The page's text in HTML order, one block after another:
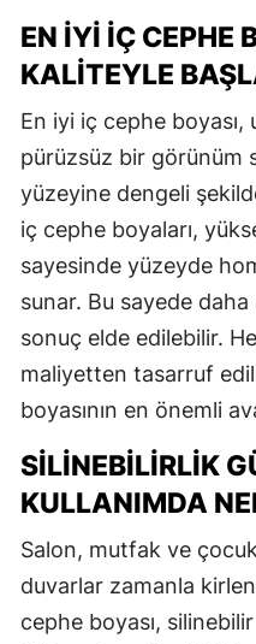
EN İYI İÇ CEPHE
KALITEYLE
En iyi iç cephe boyası,
pürüzsüz bir görünüm
yüzeyine dengeli
iç cephe boyaları,
sayesinde yüzeyde
sunar. Bu sayede
sonuç elde edilebilir.
maliyetten tasarruf
boyasının en önemli
SILINEBILIRLIK
KULLANIMDA
Salon, mutfak ve
duvarlar zamanla
cephe boyası,